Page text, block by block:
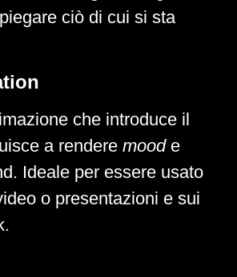
ciò di cui si sta
che introduce il
a rendere moode
Ideale per essere usato
o presentazioni e sui